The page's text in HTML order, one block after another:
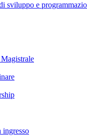
sviluppo e
ingresso